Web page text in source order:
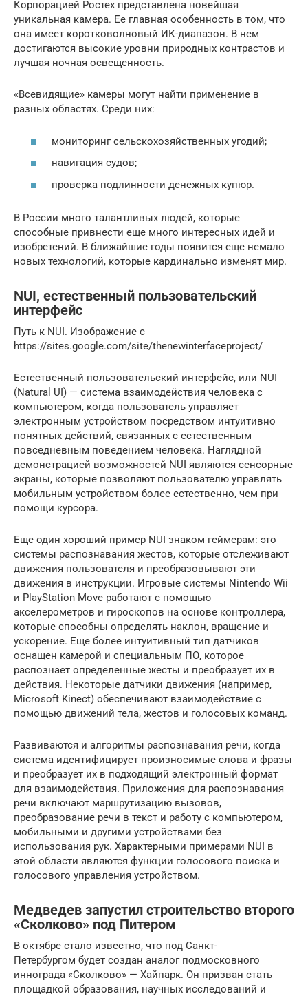
Корпорацией Ростех представлена новейшая
уникальная камера. Ее главная особенность в том, что
она имеет коротковолновый ИК-диапазон. В нем
достигаются высокие уровни природных контрастов и
лучшая ночная освещенность.
«Всевидящие» камеры могут найти применение в
разных областях. Среди них:
мониторинг сельскохозяйственных угодий;
навигация судов;
проверка подлинности денежных купюр.
В России много талантливых людей, которые
способные привнести еще много интересных идей и
изобретений. В ближайшие годы появится еще немало
новых технологий, которые кардинально изменят мир.
NUI, естественный пользовательский
интерфейс
Путь к NUI. Изображение с
https://sites.google.com/site/thenewinterfaceproject/
Естественный пользовательский интерфейс, или NUI
(Natural UI) — система взаимодействия человека с
компьютером, когда пользователь управляет
электронным устройством посредством интуитивно
понятных действий, связанных с естественным
повседневным поведением человека. Наглядной
демонстрацией возможностей NUI являются сенсорные
экраны, которые позволяют пользователю управлять
мобильным устройством более естественно, чем при
помощи курсора.
Еще один хороший пример NUI знаком геймерам: это
системы распознавания жестов, которые отслеживают
движения пользователя и преобразовывают эти
движения в инструкции. Игровые системы Nintendo Wii
и PlayStation Move работают с помощью
акселерометров и гироскопов на основе контроллера,
которые способны определять наклон, вращение и
ускорение. Еще более интуитивный тип датчиков
оснащен камерой и специальным ПО, которое
распознает определенные жесты и преобразует их в
действия. Некоторые датчики движения (например,
Microsoft Kinect) обеспечивают взаимодействие с
помощью движений тела, жестов и голосовых команд.
Развиваются и алгоритмы распознавания речи, когда
система идентифицирует произносимые слова и фразы
и преобразует их в подходящий электронный формат
для взаимодействия. Приложения для распознавания
речи включают маршрутизацию вызовов,
преобразование речи в текст и работу с компьютером,
мобильными и другими устройствами без
использования рук. Характерными примерами NUI в
этой области являются функции голосового поиска и
голосового управления устройством.
Медведев запустил строительство второго
«Сколково» под Питером
В октябре стало известно, что под Санкт-
Петербургом будет создан аналог подмосковного
иннограда «Сколково» — Хайпарк. Он призван стать
площадкой образования, научных исследований и